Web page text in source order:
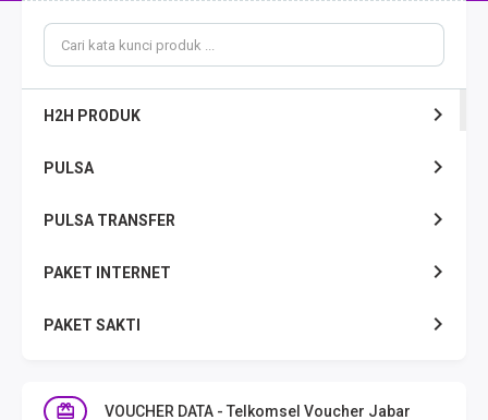
H2H PRODUK
PULSA
PULSA TRANSFER
PAKET INTERNET
PAKET SAKTI
VOUCHER DATA - Telkomsel Voucher Jabar